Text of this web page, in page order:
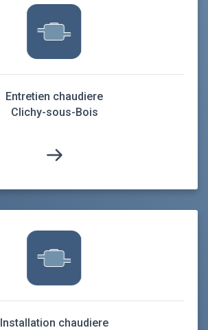
Entretien chaudiere
Clichy-sous-Bois
Installation chaudiere